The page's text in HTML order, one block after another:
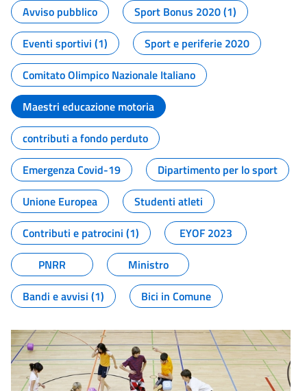
Avviso pubblico
Sport Bonus 2020 (1)
Eventi sportivi (1)
Sport e periferie 2020
Comitato Olimpico Nazionale Italiano
Maestri educazione motoria
contributi a fondo perduto
Emergenza Covid-19
Dipartimento per lo sport
Unione Europea
Studenti atleti
Contributi e patrocini (1)
EYOF 2023
PNRR
Ministro
Bandi e avvisi (1)
Bici in Comune